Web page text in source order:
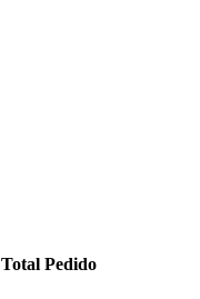
Total Pedido